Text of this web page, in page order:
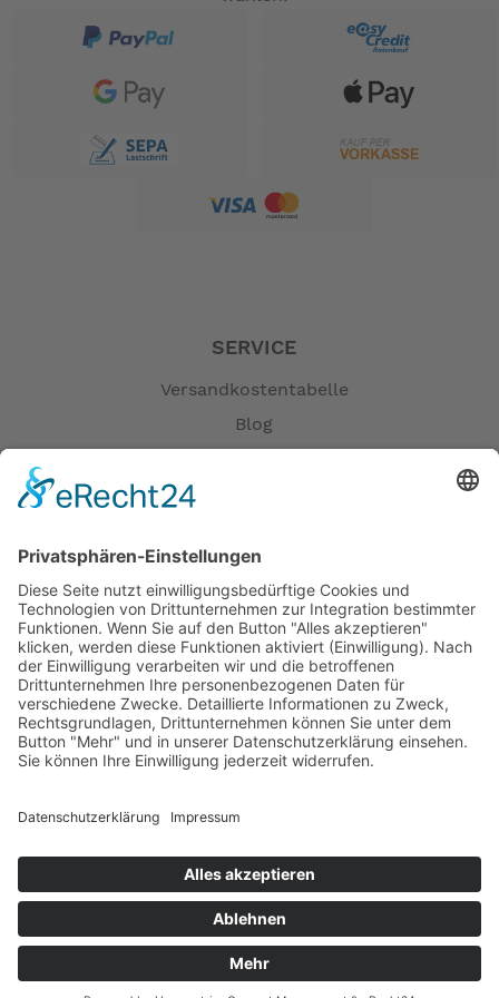
SERVICE
Versandkostentabelle
Blog
Öffnungszeiten
Versandpartner
Verfügbarkeiten
Zahlung und Versand
Datenschutz
Fernabsatz
Widerrufsrecht MS
Kontakt
Batterieverordnung
Ergänzende Allgemeine Geschäftsbedingungen zum